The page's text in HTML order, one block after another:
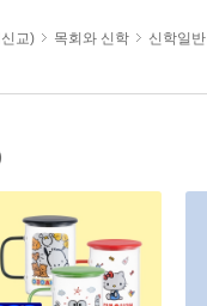
교) 목회와 신학 신학일반